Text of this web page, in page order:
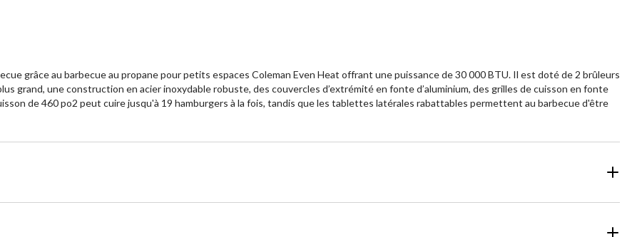
grâce au barbecue au propane pour petits espaces Coleman Even Heat offrant une puissance de 30 000 BTU. Il est doté de 2 brûleurs
grand, une construction en acier inoxydable robuste, des couvercles d’extrémité en fonte d’aluminium, des grilles de cuisson en fonte
de 460 po2 peut cuire jusqu'à 19 hamburgers à la fois, tandis que les tablettes latérales rabattables permettent au barbecue d'être